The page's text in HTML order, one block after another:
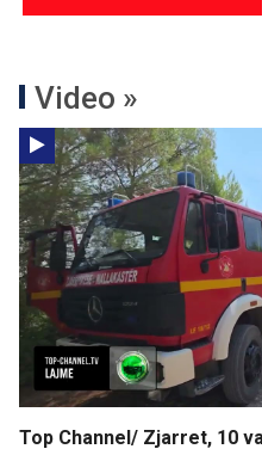
Video »
Top Channel/ Zjarret, 10